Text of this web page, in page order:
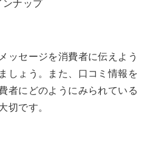
ッセージを消費者に伝えよう
しょう。また、口コミ情報を
者にどのようにみられている
切です。